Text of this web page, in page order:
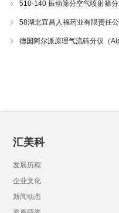
510-140 振动筛分空气喷射筛
58湖北宜昌人福药业有限责任
德国阿尔派原理气流筛分仪（
汇美科
发展历程
企业文化
新闻动态